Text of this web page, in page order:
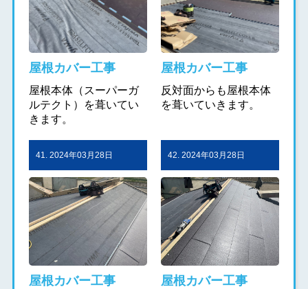
屋根カバー工事
屋根本体（スーパーガ
ルテクト）を葺いてい
きます。
屋根カバー工事
反対面からも屋根本体
を葺いていきます。
41. 2024年03月28日
屋根カバー工事
42. 2024年03月28日
屋根カバー工事